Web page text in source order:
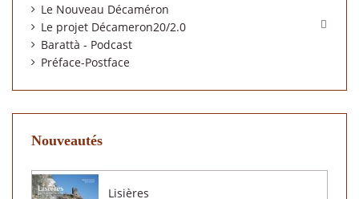
Le Nouveau Décaméron
Le projet Décameron20/2.0

Barattà - Podcast
Préface-Postface
Nouveautés
Lisières